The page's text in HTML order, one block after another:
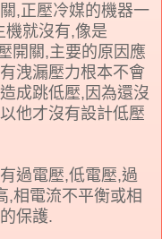
,正壓冷媒的機器一
機就沒有,像是
開關,主要的原因應
洩漏壓力根本不會
成跳低壓,因為還沒
他才沒有設計低壓
過電壓,低電壓,過
,相電流不平衡或相
保護.